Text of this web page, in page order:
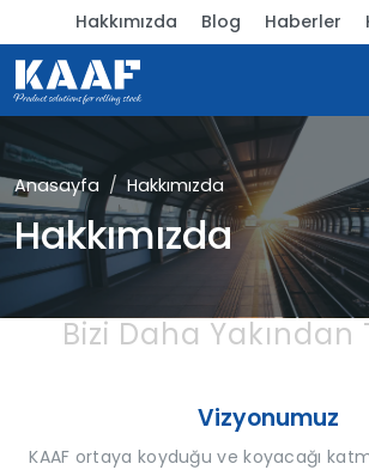
Hakkımızda Blog Haberler
Anasayfa Hakkımızda
Hakkımızda
Bizi Daha Yakından
Vizyonumuz
KAAF ortaya koyduğu ve koyacağı